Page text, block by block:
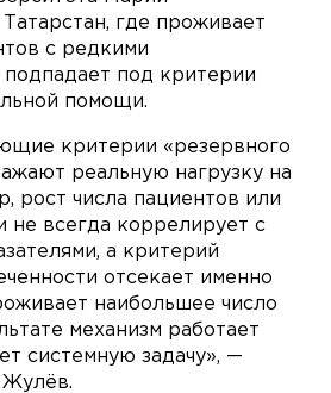
где проживает
с редкими
подпадает под критерии
помощи.
критерии «резервного
реальную нагрузку на
рост числа пациентов или
не всегда коррелирует с
а критерий
отсекает именно
наибольшее число
механизм работает
системную задачу», —